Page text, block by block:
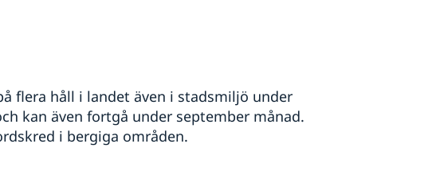
flera håll i landet även i stadsmiljö under
kan även fortgå under september månad.
i bergiga områden.